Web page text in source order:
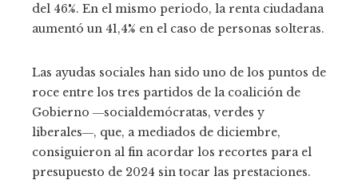
del 46%. En el mismo periodo, la renta ciudadana
aumentó un 41,4% en el caso de personas solteras.
Las ayudas sociales han sido uno de los puntos de
roce entre los tres partidos de la coalición de
Gobierno ―socialdemócratas, verdes y
liberales―, que, a mediados de diciembre,
consiguieron al fin acordar los recortes para el
presupuesto de 2024 sin tocar las prestaciones.